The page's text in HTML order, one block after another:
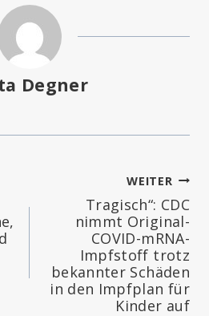
Degner
WEITER
Tragisch“: CDC
nimmt Original-
COVID-mRNA-
Impfstoff trotz
bekannter Schäden
in den Impfplan für
Kinder auf